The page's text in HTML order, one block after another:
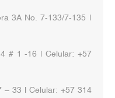
3A No. 7-133/7-135 |
# 1 -16 | Celular: +57
– 33 | Celular: +57 314